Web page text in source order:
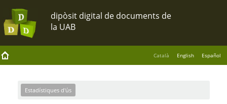
Català English Español
Estadístiques d'ús